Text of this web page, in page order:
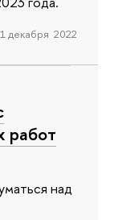
декабря 2022
работ
над